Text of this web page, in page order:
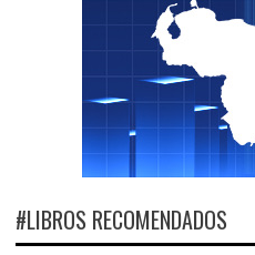
#LIBROS RECOMENDADOS